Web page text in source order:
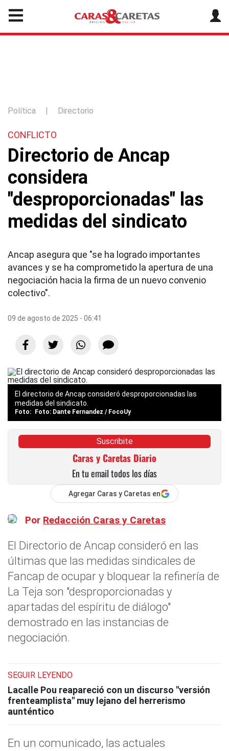
Política | Directorio
CONFLICTO
Directorio de Ancap
considera
"desproporcionadas" las
medidas del sindicato
Ancap asegura que "se ha logrado importantes
avances y se ha comprometido la apertura de una
negociación hacia la firma de un nuevo convenio
colectivo".
09 de agosto de 2025 - 06:41
El directorio de Ancap consideró desproporcionadas las
medidas del sindicato.
Foto: Dante Fernandez / FocoUy
Suscribite
Caras y Caretas Diario
En tu email todos los días
Agregar Caras y Caretas en
Por Redacción Caras y Caretas
El Directorio de Ancap consideró en las
últimas que las medidas sindicales de
Fancap de ocupar y bloquear la refinería de
La Teja son "desproporcionadas y
apartadas del espíritu de diálogo"
demostrado en las instancias de
negociación.
SEGUIR LEYENDO
Lacalle Pou reapareció con un discurso "versión
frenteamplista" muy lejano del herrerismo
aunténtico
En un comunicado, las actuales